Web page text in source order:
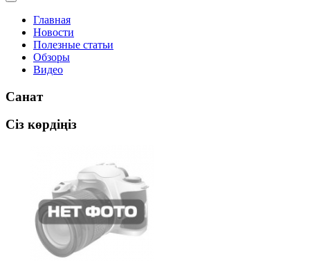
Главная
Новости
Полезные статьи
Обзоры
Видео
Санат
Сіз көрдіңіз